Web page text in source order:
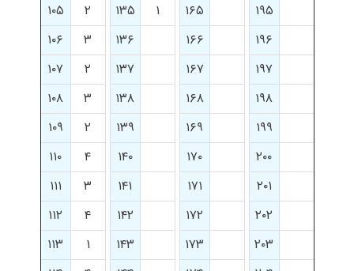
۱۹۵
۱۶۵ ۱ ۱۳۵ ۲
۱۰۵
۱۹۶
۱۶۶ ۱۳۶ ۳
۱۰۶
۱۹۷
۱۶۷ ۱۳۷ ۲
۱۰۷
۱۹۸
۱۶۸ ۱۳۸ ۳
۱۰۸
۱۹۹
۱۶۹ ۱۳۹ ۲
۱۰۹
۲۰۰
۱۷۰ ۱۴۰ ۴
۱۱۰
۲۰۱
۱۷۱ ۱۴۱ ۳
۱۱۱
۲۰۲
۱۷۲ ۱۴۲ ۴
۱۱۲
۲۰۳
۱۷۳ ۱۴۳ ۱
۱۱۳